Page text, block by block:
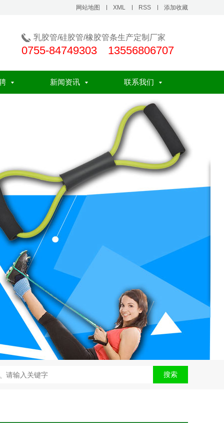
网站地图 XML RSS 添加收藏
乳胶管/硅胶管/橡胶管条生产定制厂家
0755-84749303 13556806707
新闻资讯 联系我们
搜索